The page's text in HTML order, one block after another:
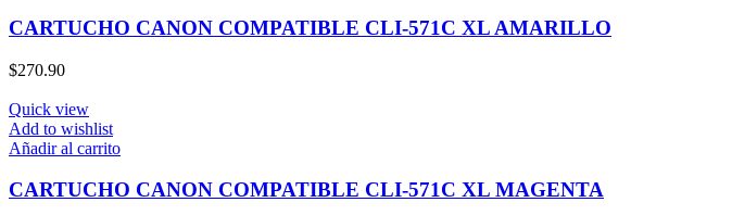
CARTUCHO CANON COMPATIBLE CLI-571C XL AMARILLO
$270.90
Quick view
Add to wishlist
Añadir al carrito
CARTUCHO CANON COMPATIBLE CLI-571C XL MAGENTA